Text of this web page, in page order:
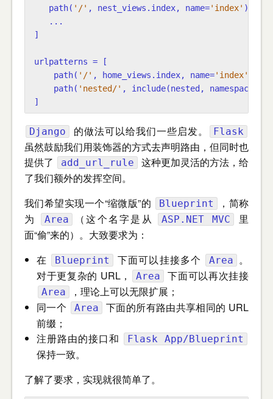
path( '/' , nest_views . index, name='index' ),
...
]
urlpatterns =
[
path( '/' , home_views . index, name='index'
path( 'nested/' , include(nested , namespace
]
Django 的做法可以给我们一些启发。 Flask
虽然鼓励我们用装饰器的方式去声明路由，但同时也
提供了
add_url_rule
这种更加灵活的方法，给
了我们额外的发挥空间。
我们希望实现一个“缩微版”的
Blueprint
，简称
为
Area （这个名字是从 ASP.NET MVC
里
面“偷”来的）。大致要求为：
在
Blueprint 下面可以挂接多个 Area 。
对于更复杂的 URL，
Area 下面可以再次挂接
Area
，理论上可以无限扩展；
同一个
Area
下面的所有路由共享相同的 URL
前缀；
注册路由的接口和
Flask App/Blueprint
保持一致。
了解了要求，实现就很简单了。